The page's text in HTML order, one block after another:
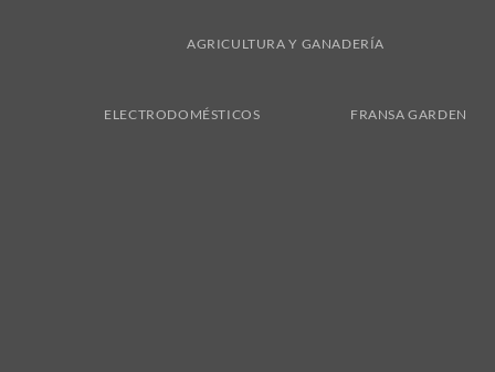
AGRICULTURA Y GANADERÍA
ELECTRODOMÉSTICOS FRANSA GARDEN